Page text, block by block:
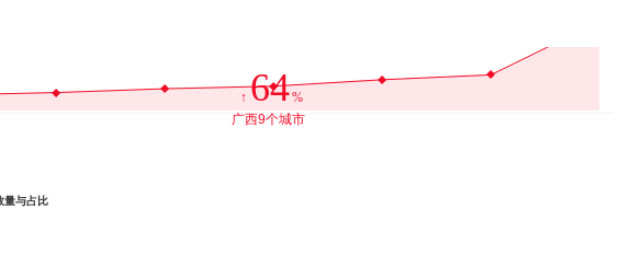
量与占比
↑ 64%
广西9个城市